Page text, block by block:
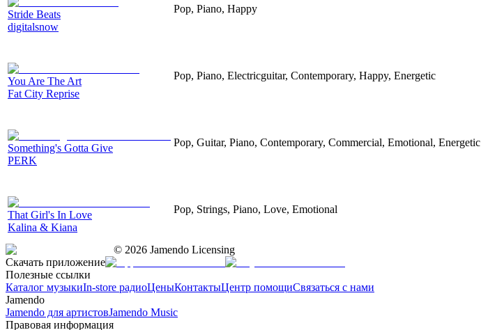
Stride Beats
digitalsnow
Pop, Piano, Happy
You Are The Art
Fat City Reprise
Pop, Piano, Electricguitar, Contemporary, Happy, Energetic
Something's Gotta Give
PERK
Pop, Guitar, Piano, Contemporary, Commercial, Emotional, Energetic
That Girl's In Love
Kalina & Kiana
Pop, Strings, Piano, Love, Emotional
© 2026 Jamendo Licensing
Скачать приложение
Полезные ссылки
Каталог музыкиIn-store радиоЦеныКонтактыЦентр помощиСвязаться с нами
Jamendo
Jamendo для артистовJamendo Music
Правовая информация